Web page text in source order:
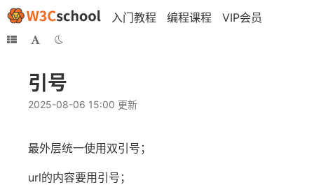
入门教程 编程课程 VIP会员
引号
2025-08-06 15:00 更新
最外层统一使用双引号；
url的内容要用引号；